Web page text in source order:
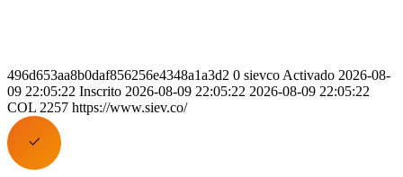
496d653aa8b0daf856256e4348a1a3d2 0 sievco Activado 2026-08-
09 22:05:22 Inscrito 2026-08-09 22:05:22 2026-08-09 22:05:22
COL 2257 https://www.siev.co/